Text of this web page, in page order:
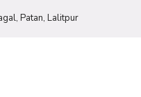
Patan, Lalitpur